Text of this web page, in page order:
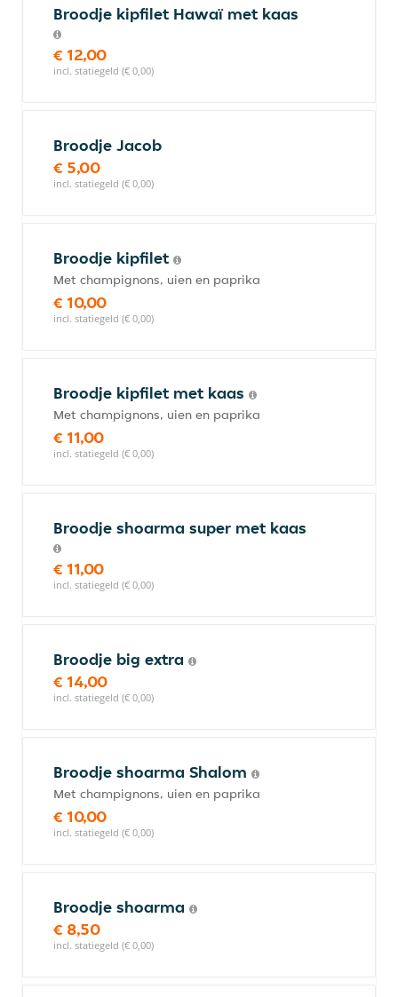
Broodje kipfilet Hawaï met kaas
€ 12,00
incl. statiegeld (€ 0,00)
Broodje Jacob
€ 5,00
incl. statiegeld (€ 0,00)
Broodje kipfilet
Met champignons, uien en paprika
€ 10,00
incl. statiegeld (€ 0,00)
Broodje kipfilet met kaas
Met champignons, uien en paprika
€ 11,00
incl. statiegeld (€ 0,00)
Broodje shoarma super met kaas
€ 11,00
incl. statiegeld (€ 0,00)
Broodje big extra
€ 14,00
incl. statiegeld (€ 0,00)
Broodje shoarma Shalom
Met champignons, uien en paprika
€ 10,00
incl. statiegeld (€ 0,00)
Broodje shoarma
€ 8,50
incl. statiegeld (€ 0,00)